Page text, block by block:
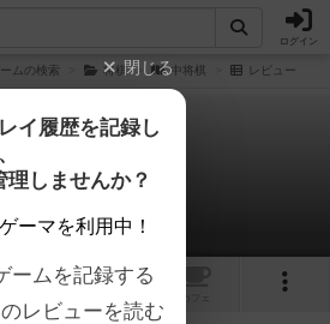
ログイン
ムの検索 将棋 中将棋 レビュー
中将棋
1件のレビュー
1
閉じる
イ履歴を記録し
理しませんか？
ーマを利用中！
ームを記録する
レビューを読む